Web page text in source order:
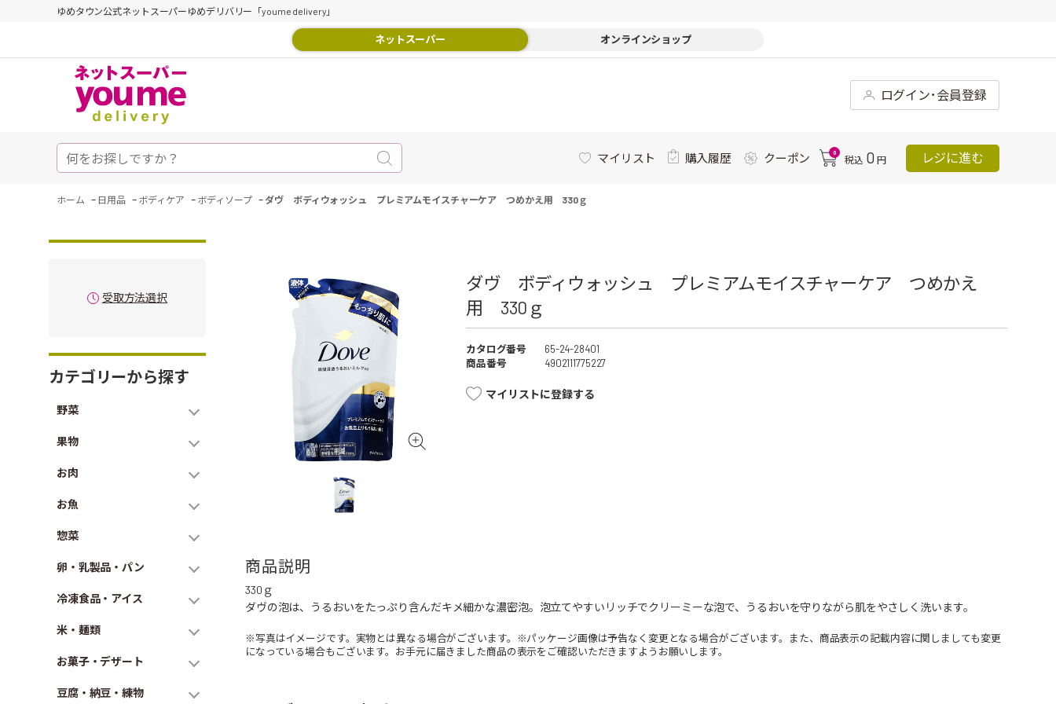
ゆめタウン公式ネットスーパーゆめデリバリー「youme delivery」
ネットスーパー オンラインショップ
ログイン･会員登録
マイリスト 購入履歴 クーポン 0
税込 0 円 レジに進む
ホーム - 日用品 - ボディケア - ボディソープ -ダヴ ボディウォッシュ プレミアムモイスチャーケア つめかえ用 330ｇ
受取方法選択
カテゴリーから探す
野菜
果物
お肉
お魚
惣菜
卵・乳製品・パン
冷凍食品・アイス
米・麺類
お菓子・デザート
豆腐・納豆・練物
ダヴ ボディウォッシュ プレミアムモイスチャーケア つめかえ
用 330ｇ
カタログ番号
65-24-28401
商品番号
4902111775227
マイリストに登録する
商品説明
330ｇ
ダヴの泡は、うるおいをたっぷり含んだキメ細かな濃密泡。泡立てやすいリッチでクリーミーな泡で、うるおいを守りながら肌をやさしく洗います。
※写真はイメージです。実物とは異なる場合がございます。※パッケージ画像は予告なく変更となる場合がございます。また、商品表示の記載内容に関しましても変更
になっている場合もございます。お手元に届きました商品の表示をご確認いただきますようお願いします。